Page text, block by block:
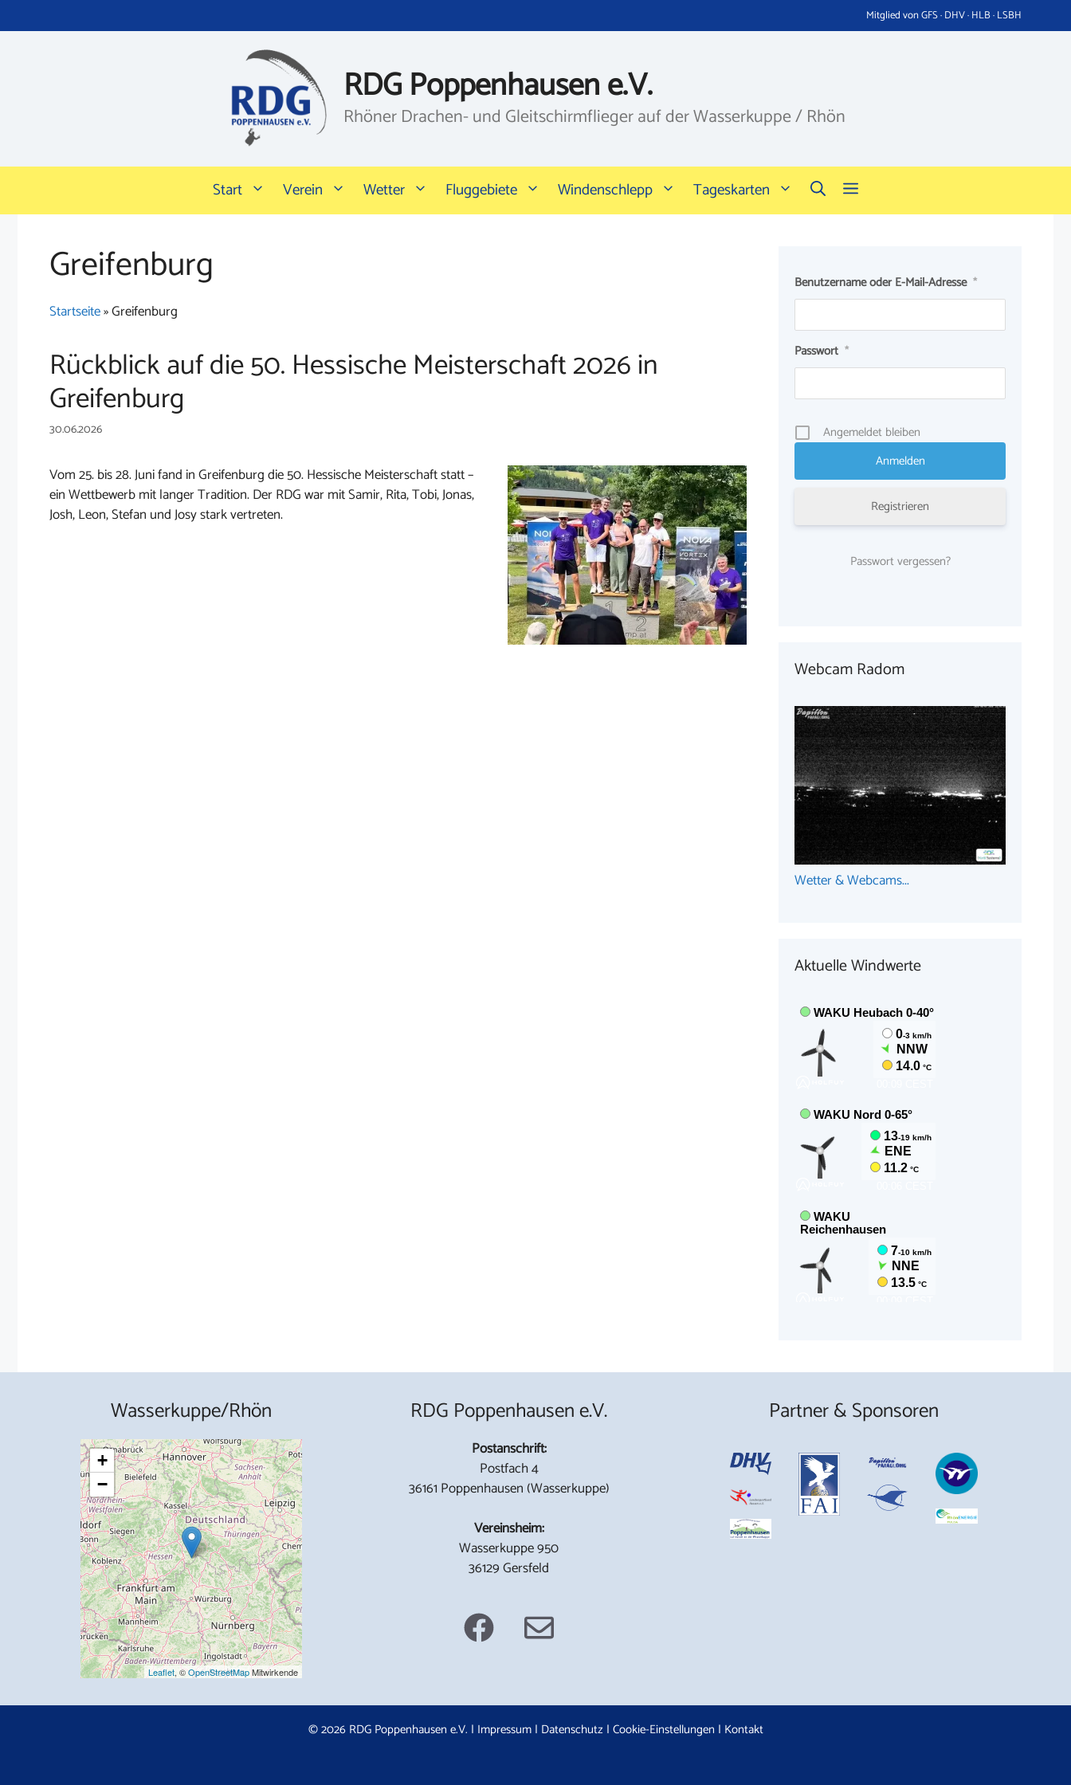
Inhalt
Mitglied von GFS · DHV · HLB · LSBH
RDG Poppenhausen e.V.
Rhöner Drachen- und Gleitschirmflieger auf der Wasserkuppe / Rhön
Start Verein Wetter Fluggebiete Windenschlepp Tageskarten
Greifenburg
Startseite»Greifenburg
Rückblick auf die 50. Hessische Meisterschaft 2026 in
Greifenburg
30.06.2026
Vom 25. bis 28. Juni fand in Greifenburg die 50. Hessische Meisterschaft statt –
ein Wettbewerb mit langer Tradition. Der RDG war mit Samir, Rita, Tobi, Jonas,
Josh, Leon, Stefan und Josy stark vertreten.
Benutzername oder E-Mail-Adresse *
Passwort *
Angemeldet bleiben
Registrieren
Passwort vergessen?
Webcam Radom
Wetter & Webcams...
Aktuelle Windwerte
Wasserkuppe/Rhön
+
−
Leaflet, ©OpenStreetMapMitwirkende
RDG Poppenhausen e.V.
Postanschrift:
Postfach 4
36161 Poppenhausen (Wasserkuppe)
Vereinsheim:
Wasserkuppe 950
36129 Gersfeld
Partner & Sponsoren
© 2026 RDG Poppenhausen e.V. | Impressum| Datenschutz | Cookie-Einstellungen | Kontakt